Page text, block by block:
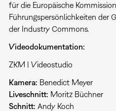
für die Europäische
Führungspersönlichkeiten der
der Industry Commons.
Videodokumentation:
ZKM | Videostudio
Kamera: Benedict Meyer
Liveschnitt: Moritz Büchner
Schnitt: Andy Koch